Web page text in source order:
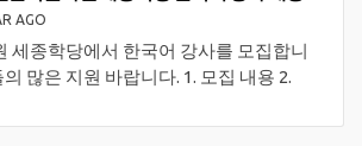
AGO
세종학당에서 한국어 강사를 모집합니
많은 지원 바랍니다. 1. 모집 내용 2.